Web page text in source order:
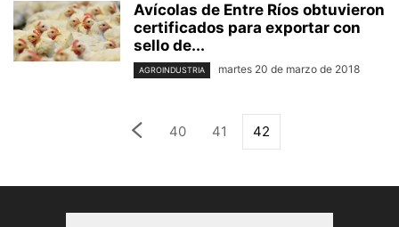
Avícolas de Entre Ríos obtuvieron
certificados para exportar con
sello de...
AGROINDUSTRIA martes 20 de marzo de 2018
40 41 42